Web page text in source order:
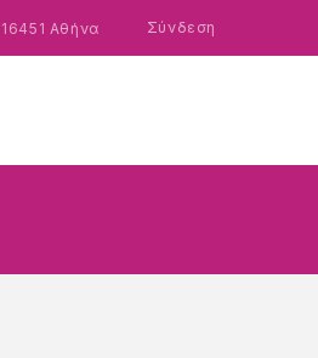
Αθήνα Σύνδεση